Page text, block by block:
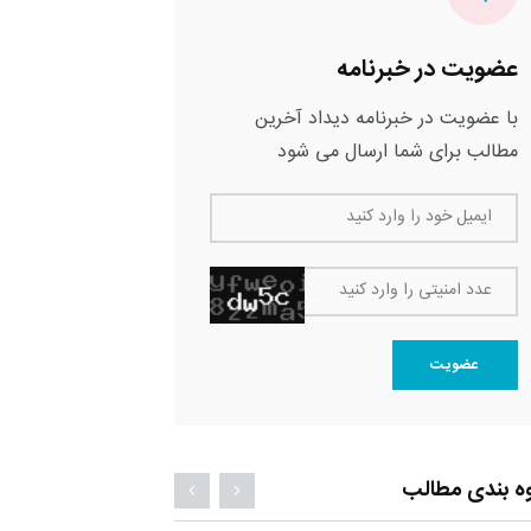
عضویت در خبرنامه
با عضویت در خبرنامه دیداد آخرین
مطالب برای شما ارسال می شود
ایمیل خود را وارد کنید
عدد امنیتی را وارد کنید
عضویت
بندی مطالب